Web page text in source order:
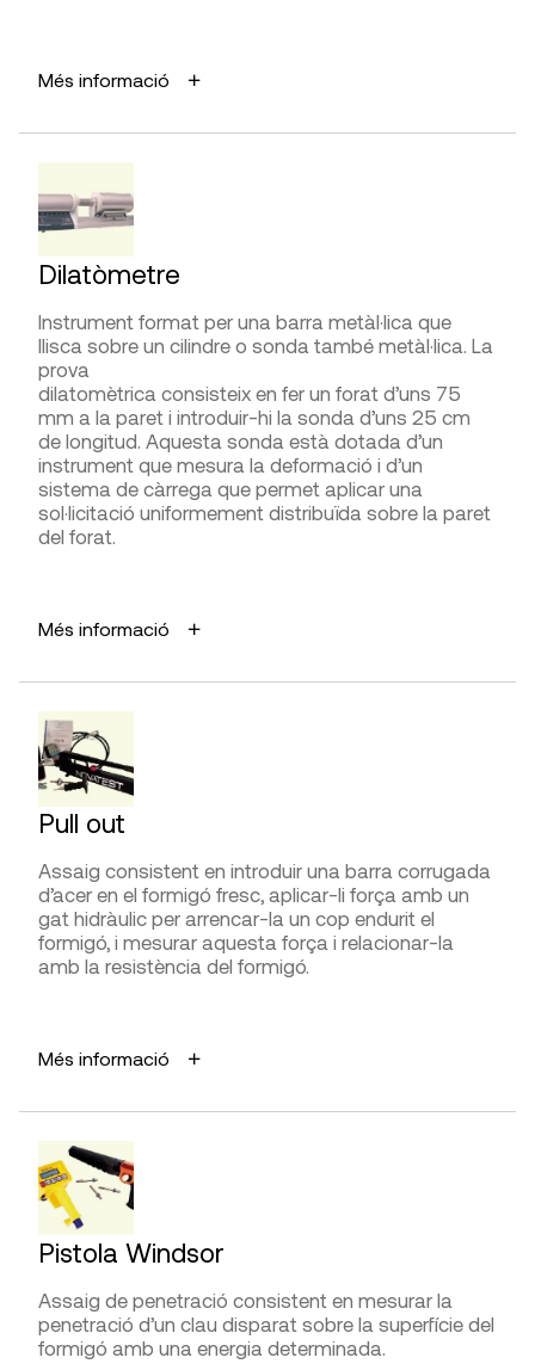
Interpretació de la lectura
FABRICANTS
Kern,PCE Instruments
DISTRIBUÏDORS
Instruments, Quantotec
Detectar heterogeneïtats en la massa d’un
AVANTATGES
Acció totalment inofensiva per al material.
LIMITACIONS I FIABILITAT
interpretació dels resultats.
DIFICULTAT D’UTILITZACIÓ
Presa de mesures
Interpretació de la lectura
Eurosealand,
Screening Eagle
Més informació
Dilatòmetre
Instrument format per una barra metàl·lica que
llisca sobre un cilindre o sonda també metàl·lica. La
prova
dilatomètrica consisteix en fer un forat d’uns 75
mm a la paret i introduir-hi la sonda d’uns 25 cm
de longitud. Aquesta sonda està dotada d’un
instrument que mesura la deformació i d’un
sistema de càrrega que permet aplicar una
sol·licitació uniformement distribuïda sobre la paret
del forat.
Determinar la deformabilitat de les parets.
mecàniques de la paret després de la intervenció
AVANTATGES
Permet conèixer les característiques del material
intern de la paret, sense necessitat de procedir a
LIMITACIONS I FIABILITAT
A causa de la limitada mostra de mur, la precisió
amb la qual es determina el modùl d’elasticitat és
el nucli de la paret, on no arriben els gats plans.
DIFICULTAT D’UTILITZACIÓ
Presa de mesures
Interpretació de la lectura
FABRICANTS
Servei tècnic:Ismes
Més informació
Pull out
Assaig consistent en introduir una barra corrugada
d’acer en el formigó fresc, aplicar-li força amb un
gat hidràulic per arrencar-la un cop endurit el
formigó, i mesurar aquesta força i relacionar-la
amb la resistència del formigó.
Estimar in situ la resistència a tracció del formigó,
degradació del material d’unió (resistència de la
temperatura, gelades, contaminants que s’infiltren
a la junta, parets laterals llises.
AVANTATGES
notar amb la simple inspecció visual.
Mètode bo per estimar la resistència del formigó a
diferents edats.
Més informació
Pistola Windsor
Assaig de penetració consistent en mesurar la
penetració d’un clau disparat sobre la superfície del
formigó amb una energia determinada.